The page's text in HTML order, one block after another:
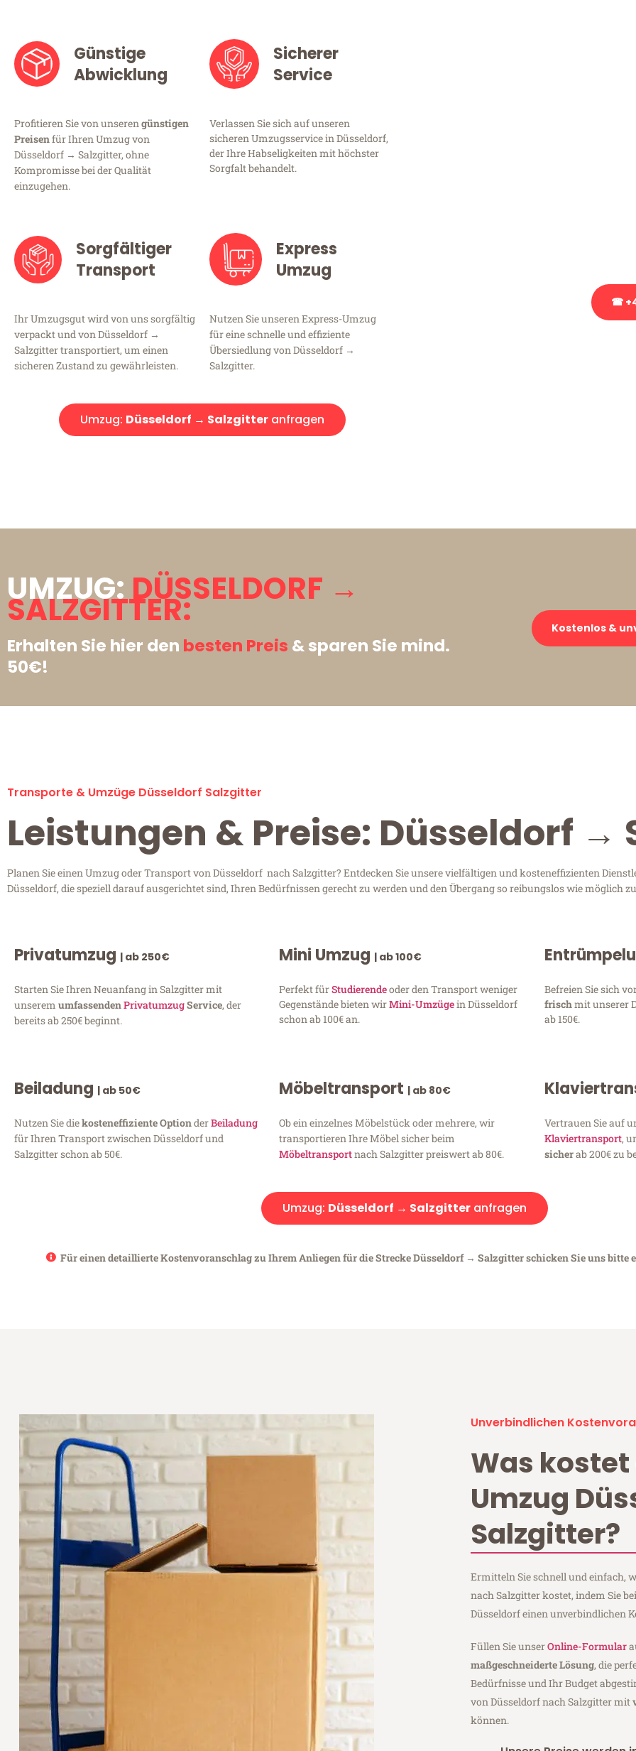
Günstige
Abwicklung
Profitieren Sie von unserengünstigen
Preisenfür Ihren Umzug von
Düsseldorf → Salzgitter, ohne
Kompromisse bei der Qualität
einzugehen.
Sicherer
Service
Verlassen Sie sich auf unseren
sicheren Umzugsservice in Düsseldorf,
der Ihre Habseligkeiten mit höchster
Sorgfalt behandelt.
Sorgfältiger
Transport
Ihr Umzugsgut wird von uns sorgfältig
verpackt und von Düsseldorf →
Salzgitter transportiert, um einen
sicheren Zustand zu gewährleisten.
Express
Umzug
Nutzen Sie unseren Express-Umzug
für eine schnelle und effiziente
Übersiedlung von Düsseldorf →
Salzgitter.
Umzug: Düsseldorf → Salzgitter anfragen
☎
UMZUG:DÜSSELDORF →
SALZGITTER:
Erhalten Sie hier den besten Preis & sparen Sie mind.
50€!
Kostenlos &
Transporte & Umzüge Düsseldorf Salzgitter
Leistungen & Preise: Düsseldorf →
Planen Sie einen Umzug oder Transport von Düsseldorf nach Salzgitter? Entdecken Sie unsere vielfältigen und kosteneffizienten
Düsseldorf, die speziell darauf ausgerichtet sind, Ihren Bedürfnissen gerecht zu werden und den Übergang so reibungslos wie möglich
Privatumzug | ab 250€
Starten Sie Ihren Neuanfang in Salzgitter mit
unserem umfassendenPrivatumzugService, der
bereits ab 250€ beginnt.
Mini Umzug | ab 100€
Perfekt fürStudierendeoder den Transport weniger
Gegenstände bieten wirMini-Umzügein Düsseldorf
schon ab 100€ an.
Befreien Sie sich
frischmit unserer
ab 150€.
Beiladung | ab 50€
Nutzen Sie diekosteneffiziente OptionderBeiladung
für Ihren Transport zwischen Düsseldorf und
Salzgitter schon ab 50€.
Möbeltransport | ab 80€
Ob ein einzelnes Möbelstück oder mehrere, wir
transportieren Ihre Möbel sicher beim
Möbeltransportnach Salzgitter preiswert ab 80€.
Vertrauen Sie auf
Klaviertransport,
sicherab 200€ zu
Umzug: Düsseldorf → Salzgitter anfragen
Für einen detaillierte Kostenvoranschlag zu Ihrem Anliegen für die Strecke Düsseldorf → Salzgitter schicken Sie uns bitte
Unverbindlichen
Was kostet
Umzug
Salzgitter?
Ermitteln Sie schnell und einfach,
nach Salzgitter kostet, indem Sie
Düsseldorf einen unverbindlichen
Füllen Sie unserOnline-Formular
maßgeschneiderte Lösung, die
Bedürfnisse und Ihr Budget
von Düsseldorf nach Salzgitter mit
können.